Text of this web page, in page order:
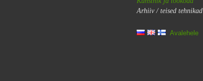
Arhiiv / teised tehnikad
Avalehele